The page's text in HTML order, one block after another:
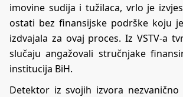
imovine sudija i tužilaca, vrlo je
ostati bez finansijske podrške koju
izdvajala za ovaj proces. Iz VSTV-a
slučaju angažovali stručnjake
institucija BiH.
Detektor iz svojih izvora